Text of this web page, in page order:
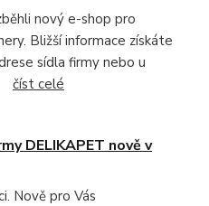
nový e-shop pro
Bližší informace získáte
sídla firmy nebo u
číst celé
DELIKAPET nově v
Nově pro Vás